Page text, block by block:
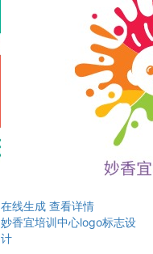
在线生成 查看详情
妙香宜培训中心logo标志设
计